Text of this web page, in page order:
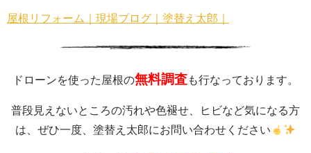
屋根リフォーム｜現場ブログ｜塗替え太郎｜
ドローンを使った屋根の無料調査も行なっております。
普段見えないところの汚れや色褪せ、ヒビなど気になる方
は、ぜひ一度、塗替え太郎にお問い合わせください